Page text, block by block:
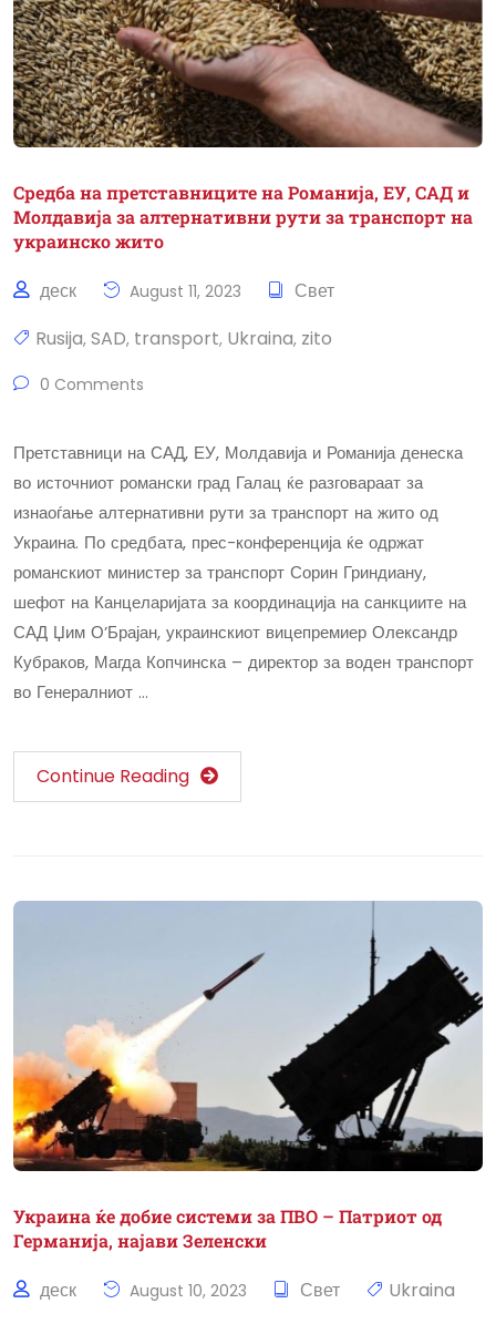
Средба на претставниците на Романија, ЕУ, САД и
Молдавија за алтернативни рути за транспорт на
украинско жито
деск August 11, 2023
Свет
Rusija, SAD, transport, Ukraina, zito
0 Comments
Претставници на САД, ЕУ, Молдавија и Романија денеска
во источниот романски град Галац ќе разговараат за
изнаоѓање алтернативни рути за транспорт на жито од
Украина. По средбата, прес-конференција ќе одржат
романскиот министер за транспорт Сорин Гриндиану,
шефот на Канцеларијата за координација на санкциите на
САД Џим О’Брајан, украинскиот вицепремиер Олександр
Кубраков, Магда Копчинска – директор за воден транспорт
во Генералниот …
Continue Reading
Украина ќе добие системи за ПВО – Патриот од
Германија, најави Зеленски
деск August 10, 2023 Свет Ukraina